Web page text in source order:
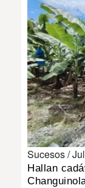
MULTIMEDIA
IMPRESO
Sucesos /
Hallan